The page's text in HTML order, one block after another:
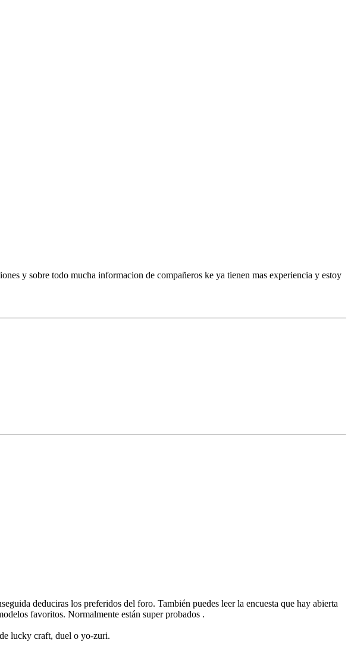
y sobre todo mucha informacion de compañeros ke ya tienen mas experiencia y estoy
deduciras los preferidos del foro. También puedes leer la encuesta que hay abierta
favoritos. Normalmente están super probados .
lucky craft, duel o yo-zuri.